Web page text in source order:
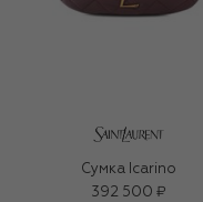
Сумка Icarino
392 500 ₽